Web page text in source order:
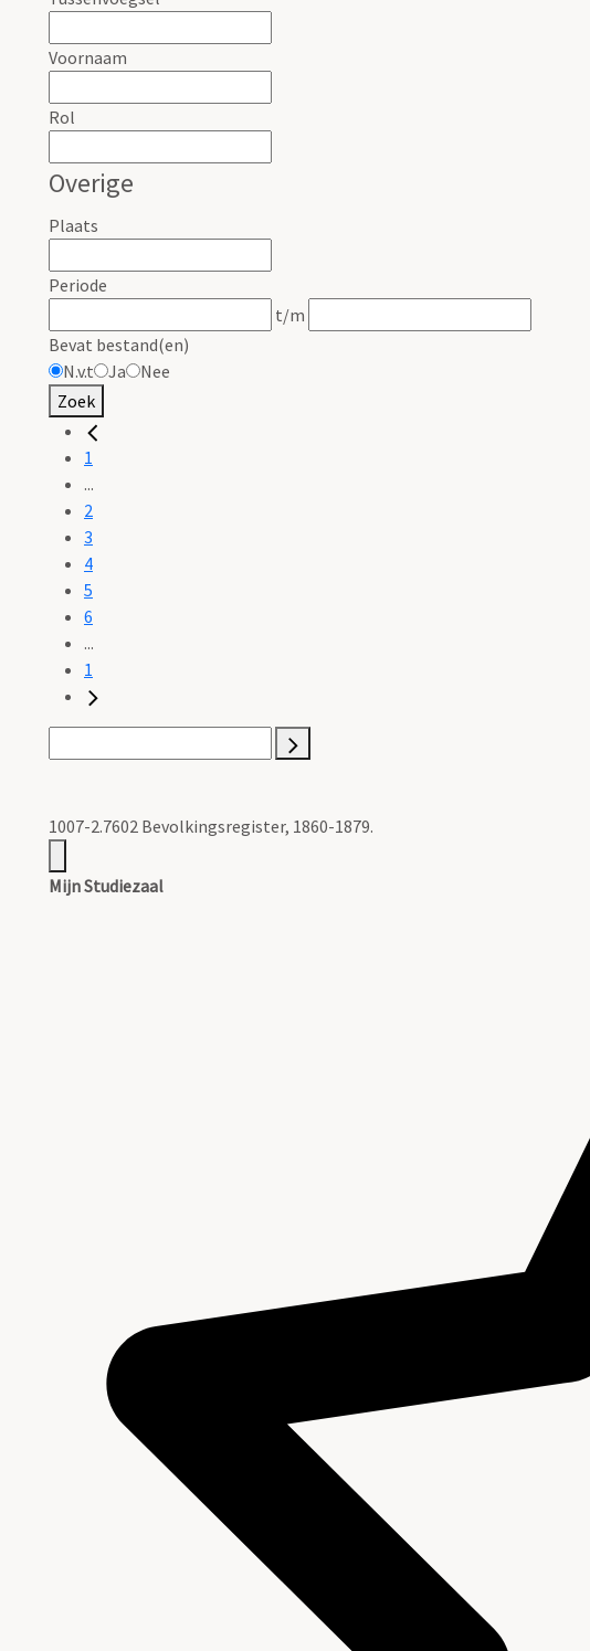
Voornaam
Rol
Overige
Plaats
Periode
t/m
Bevat bestand(en)
N.v.t
Ja
Nee
Zoek
1
...
2
3
4
5
6
...
1
1007-2.7602 Bevolkingsregister, 1860-1879.
Mijn Studiezaal